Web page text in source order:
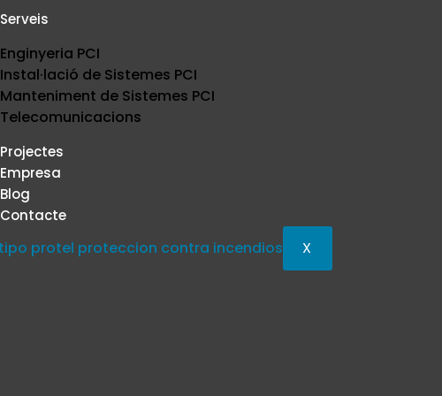
Serveis
Enginyeria PCI
Instal·lació de Sistemes PCI
Manteniment de Sistemes PCI
Telecomunicacions
Projectes
Empresa
Blog
Contacte
X